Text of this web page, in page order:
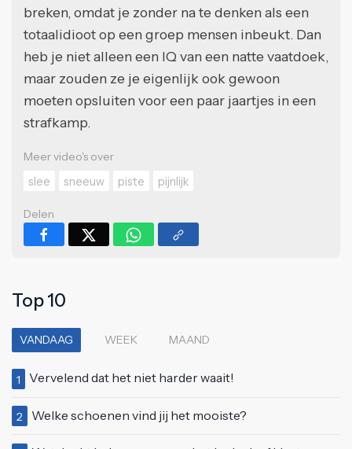
breken, omdat je zonder na te denken als een
totaalidioot op een groep mensen inbeukt. Dan
heb je niet alleen een IQ van een natte vaatdoek,
maar zouden ze je eigenlijk ook gewoon
moeten opsluiten voor een paar jaartjes in een
strafkamp.
Meer video's over
slee
sneeuw piste pijnlijk
Delen
Top 10
VANDAAG WEEK MAAND
1 Vervelend dat het niet harder waait!
2 Welke schoenen vind jij het mooiste?